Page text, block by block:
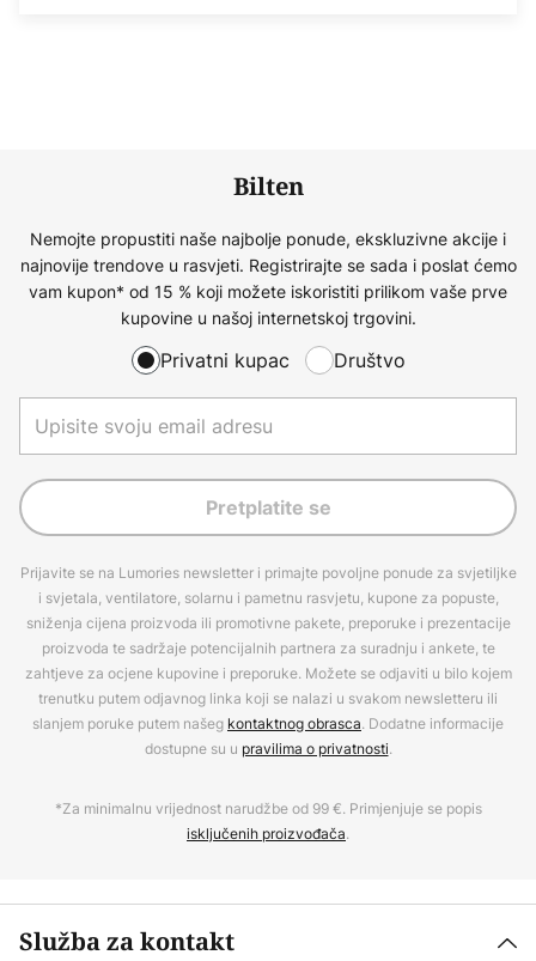
Bilten
Nemojte propustiti naše najbolje ponude, ekskluzivne akcije i
najnovije trendove u rasvjeti. Registrirajte se sada i poslat ćemo
vam kupon* od 15 % koji možete iskoristiti prilikom vaše prve
kupovine u našoj internetskoj trgovini.
Privatni kupac Društvo
Pretplatite se
Prijavite se na Lumories newsletter i primajte povoljne ponude za svjetiljke
i svjetala, ventilatore, solarnu i pametnu rasvjetu, kupone za popuste,
sniženja cijena proizvoda ili promotivne pakete, preporuke i prezentacije
proizvoda te sadržaje potencijalnih partnera za suradnju i ankete, te
zahtjeve za ocjene kupovine i preporuke. Možete se odjaviti u bilo kojem
trenutku putem odjavnog linka koji se nalazi u svakom newsletteru ili
slanjem poruke putem našeg kontaktnog obrasca. Dodatne informacije
dostupne su u pravilima o privatnosti.
*Za minimalnu vrijednost narudžbe od 99 €. Primjenjuje se popis
isključenih proizvođača.
Služba za kontakt